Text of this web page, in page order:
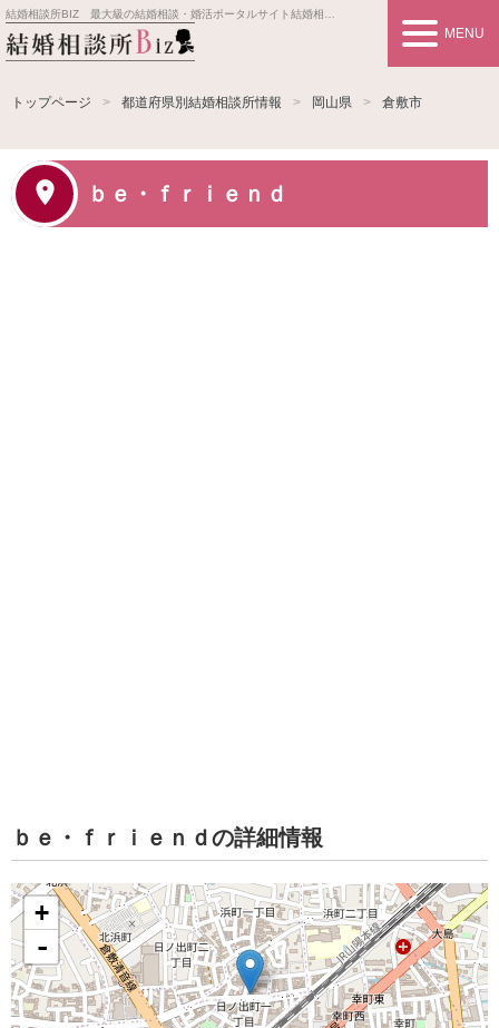
結婚相談所BIZ 最大級の結婚相談・婚活ポータルサイト結婚相談所事業者情報や婚活お見合いの悩み、対策を紹介します。
MENU
トップページ 都道府県別結婚相談所情報 岡山県 倉敷市
ｂｅ・ｆｒｉｅｎｄ
ｂｅ・ｆｒｉｅｎｄの詳細情報
+
-